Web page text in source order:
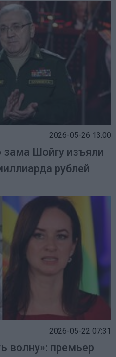
2026-05-26 13:00
зама Шойгу изъяли
рублей
2026-05-22 07:31
волну»: премьер